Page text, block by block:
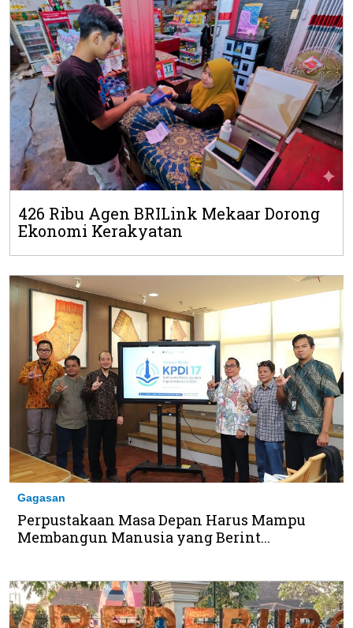
426 Ribu Agen BRILink Mekaar Dorong
Ekonomi Kerakyatan
Gagasan
Perpustakaan Masa Depan Harus Mampu
Membangun Manusia yang Berint...